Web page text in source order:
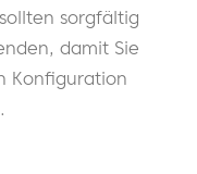
sorgfältig
damit Sie
Konfiguration